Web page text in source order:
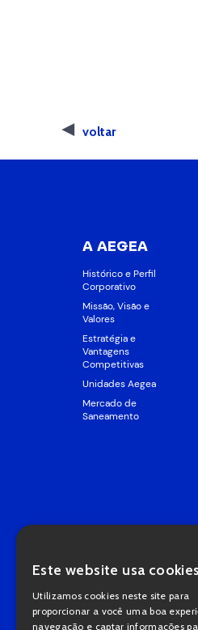
voltar
A AEGEA
Histórico e Perfil
Corporativo
Missão, Visão e
Valores
Estratégia e
Vantagens
Competitivas
Unidades Aegea
Mercado de
Saneamento
Este website usa cookies
Utilizamos cookies neste site para
proporcionar a você uma boa
navegação e captar informações